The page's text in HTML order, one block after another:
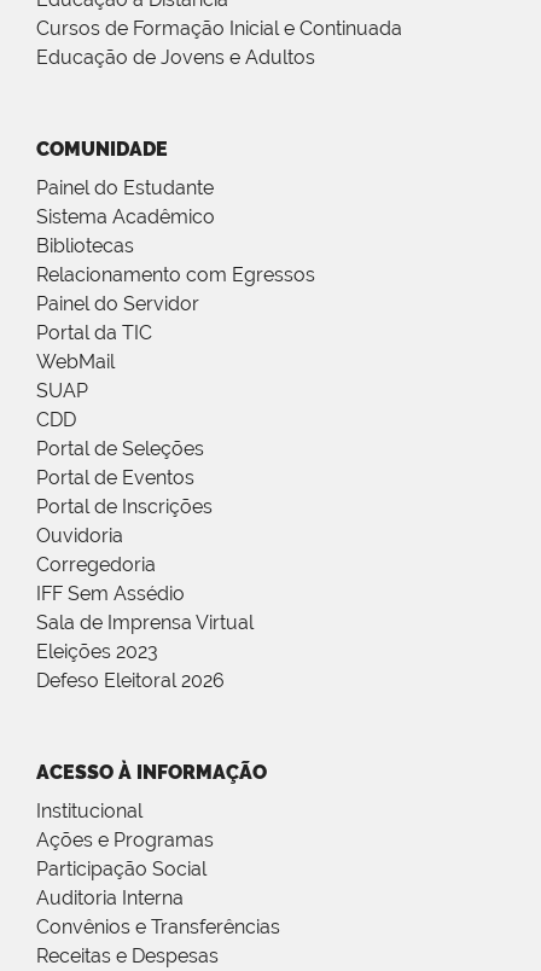
Cursos de Formação Inicial e Continuada
Educação de Jovens e Adultos
COMUNIDADE
Painel do Estudante
Sistema Acadêmico
Bibliotecas
Relacionamento com Egressos
Painel do Servidor
Portal da TIC
WebMail
SUAP
CDD
Portal de Seleções
Portal de Eventos
Portal de Inscrições
Ouvidoria
Corregedoria
IFF Sem Assédio
Sala de Imprensa Virtual
Eleições 2023
Defeso Eleitoral 2026
ACESSO À INFORMAÇÃO
Institucional
Ações e Programas
Participação Social
Auditoria Interna
Convênios e Transferências
Receitas e Despesas